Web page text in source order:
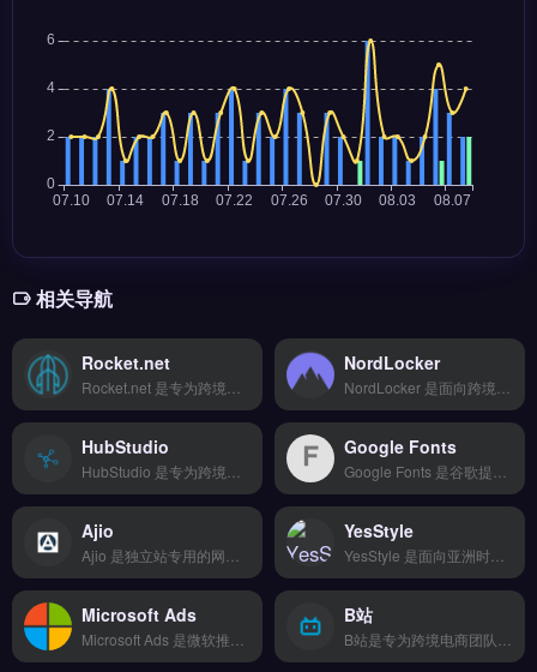
相关导航
Rocket.net NordLocker
HubStudio Google Fonts
Ajio YesStyle
Microsoft Ads B站